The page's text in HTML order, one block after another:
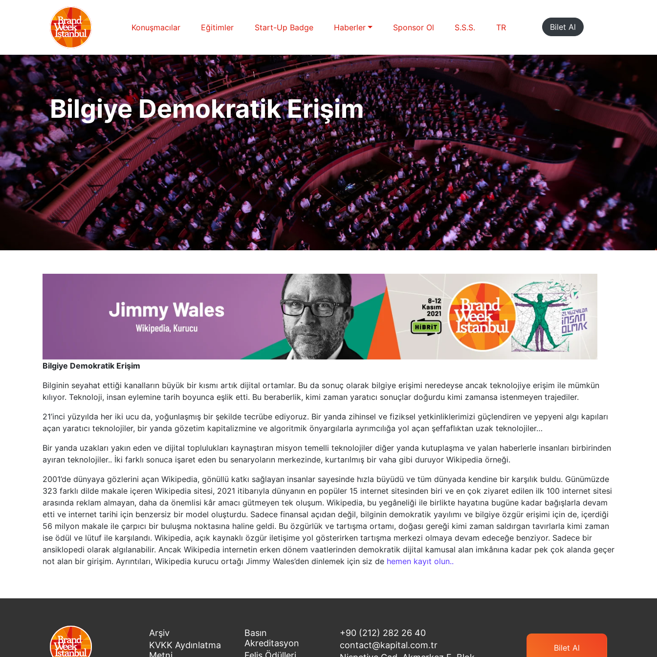
Konuşmacılar Eğitimler Start-Up Badge Haberler Sponsor Ol S.S.S. TR Bilet Al
Bilgiye Demokratik Erişim
Bilgiye Demokratik Erişim
Bilginin seyahat ettiği kanalların büyük bir kısmı artık dijital ortamlar. Bu da sonuç olarak bilgiye erişimi neredeyse ancak teknolojiye erişim ile mümkün
kılıyor. Teknoloji, insan eylemine tarih boyunca eşlik etti. Bu beraberlik, kimi zaman yaratıcı sonuçlar doğurdu kimi zamansa istenmeyen trajediler.
21’inci yüzyılda her iki ucu da, yoğunlaşmış bir şekilde tecrübe ediyoruz. Bir yanda zihinsel ve fiziksel yetkinliklerimizi güçlendiren ve yepyeni algı kapıları
açan yaratıcı teknolojiler, bir yanda gözetim kapitalizmine ve algoritmik önyargılarla ayrımcılığa yol açan şeffaflıktan uzak teknolojiler…
Bir yanda uzakları yakın eden ve dijital toplulukları kaynaştıran misyon temelli teknolojiler diğer yanda kutuplaşma ve yalan haberlerle insanları birbirinden
ayıran teknolojiler.. İki farklı sonuca işaret eden bu senaryoların merkezinde, kurtarılmış bir vaha gibi duruyor Wikipedia örneği.
2001’de dünyaya gözlerini açan Wikipedia, gönüllü katkı sağlayan insanlar sayesinde hızla büyüdü ve tüm dünyada kendine bir karşılık buldu. Günümüzde
323 farklı dilde makale içeren Wikipedia sitesi, 2021 itibarıyla dünyanın en popüler 15 internet sitesinden biri ve en çok ziyaret edilen ilk 100 internet sitesi
arasında reklam almayan, daha da önemlisi kâr amacı gütmeyen tek oluşum. Wikipedia, bu yegâneliği ile birlikte hayatına bugüne kadar bağışlarla devam
etti ve internet tarihi için benzersiz bir model oluşturdu. Sadece finansal açıdan değil, bilginin demokratik yayılımı ve bilgiye özgür erişimi için de, içerdiği
56 milyon makale ile çarpıcı bir buluşma noktasına haline geldi. Bu özgürlük ve tartışma ortamı, doğası gereği kimi zaman saldırgan tavırlarla kimi zaman
ise ödül ve lütuf ile karşılandı. Wikipedia, açık kaynaklı özgür iletişime yol gösterirken tartışma merkezi olmaya devam edeceğe benziyor. Sadece bir
ansiklopedi olarak algılanabilir. Ancak Wikipedia internetin erken dönem vaatlerinden demokratik dijital kamusal alan imkânına kadar pek çok alanda geçer
not alan bir girişim. Ayrıntıları, Wikipedia kurucu ortağı Jimmy Wales’den dinlemek için siz de hemen kayıt olun..
Arşiv
KVKK Aydınlatma
Basın
Akreditasyon
+90 (212) 282 26 40
contact@kapital.com.tr
Bilet Al